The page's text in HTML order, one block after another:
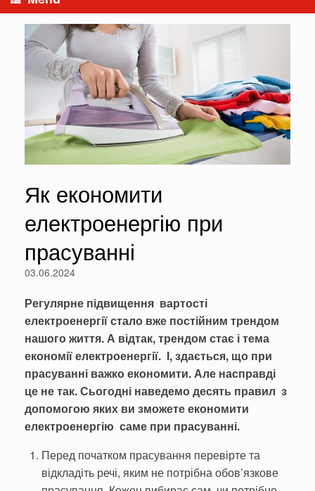
Як економити
електроенергію при
прасуванні
03.06.2024
Регулярне підвищення вартості
електроенергії стало вже постійним трендом
нашого життя. А відтак, трендом стає і тема
економії електроенергії. І, здається, що при
прасуванні важко економити. Але насправді
це не так. Сьогодні наведемо десять правил з
допомогою яких ви зможете економити
електроенергію саме при прасуванні.
Перед початком прасування перевірте та
відкладіть речі, яким не потрібна обов’язкове